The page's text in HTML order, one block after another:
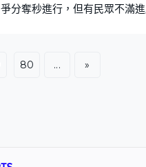
爭分奪秒進行，但有民眾不滿
80 ... »